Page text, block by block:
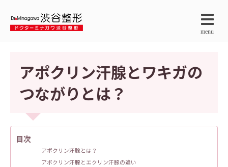
menu
アポクリン汗腺とワキガの
つながりとは？
目次
アポクリン汗腺とは？
アポクリン汗腺とエクリン汗腺の違い